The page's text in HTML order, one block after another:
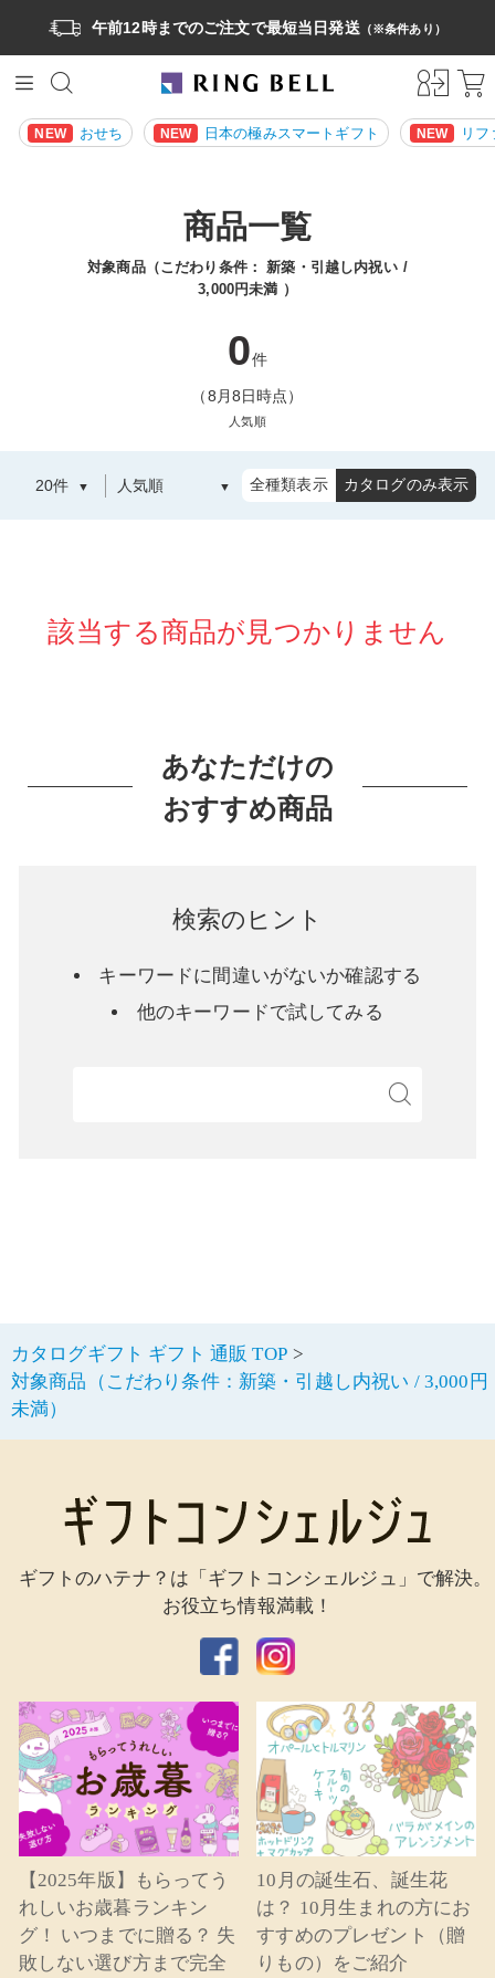
午前12時までのご注文で最短当日発送（※条件あり）
NEW おせち NEW 日本の極みスマートギフト NEW リ
商品一覧
対象商品（こだわり条件：新築・引越し内祝い
3,000円未満 ）
0件
（8月8日時点）
人気順
全種類表示 カタログのみ表示
該当する商品が見つかりません
あなただけの
おすすめ商品
検索のヒント
キーワードに間違いがないか確認する
他のキーワードで試してみる
カタログギフト ギフト 通販 TOP
対象商品（こだわり条件：新築・引越し内祝い / 3,000円
未満）
ギフトのハテナ？は「ギフトコンシェルジュ」で解決。
お役立ち情報満載！
【2025年版】もらってう
れしいお歳暮ランキン
グ！ いつまでに贈る？ 失
敗しない選び方まで完全
10月の誕生石、誕生花
は？ 10月生まれの方にお
すすめのプレゼント（贈
りもの）をご紹介